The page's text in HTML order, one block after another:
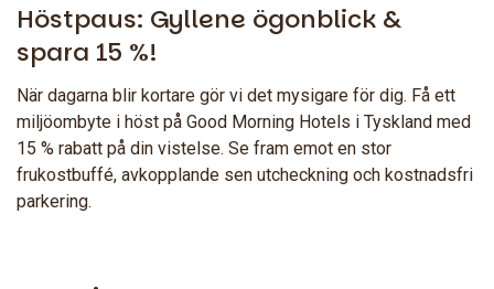
Höstpaus: Gyllene ögonblick &
spara 15 %!
När dagarna blir kortare gör vi det mysigare för dig. Få ett
miljöombyte i höst på Good Morning Hotels i Tyskland med
15 % rabatt på din vistelse. Se fram emot en stor
frukostbuffé, avkopplande sen utcheckning och kostnadsfri
parkering.